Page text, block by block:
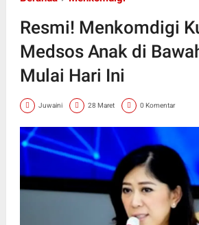
Resmi! Menkomdigi
Medsos Anak di
Mulai Hari Ini
Juwaini 28 Maret 0 Komentar